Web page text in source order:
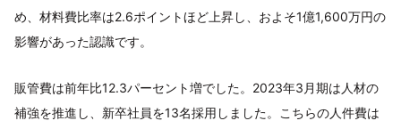
め、材料費比率は2.6ポイントほど上昇し、およそ1億1,600万円の
影響があった認識です。
販管費は前年比12.3パーセント増でした。2023年3月期は人材の
補強を推進し、新卒社員を13名採用しました。こちらの人件費は